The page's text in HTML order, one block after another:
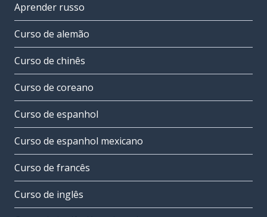
Aprender russo
Curso de alemão
Curso de chinês
Curso de coreano
Curso de espanhol
Curso de espanhol mexicano
Curso de francês
Curso de inglês